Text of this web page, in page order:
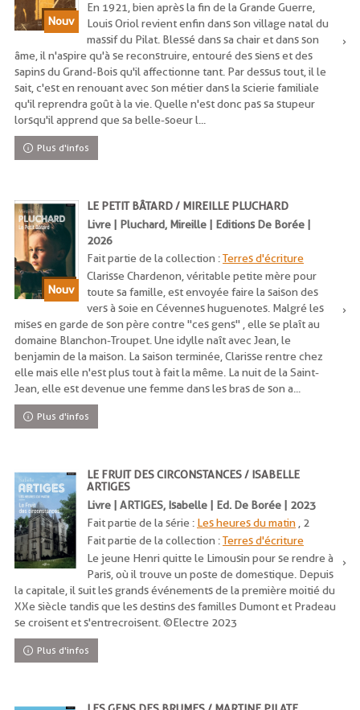
En 1921, bien après la fin de la Grande Guerre,
Louis Oriol revient enfin dans son village natal du
massif du Pilat. Blessé dans sa chair et dans son
âme, il n'aspire qu'à se reconstruire, entouré des siens et des
sapins du Grand-Bois qu'il affectionne tant. Par dessus tout, il le
sait, c'est en renouant avec son métier dans la scierie familiale
qu'il reprendra goût à la vie. Quelle n'est donc pas sa stupeur
lorsqu'il apprend que sa belle-soeur l...
Plus d'infos
LE PETIT BÂTARD / MIREILLE PLUCHARD
Livre | Pluchard, Mireille | Editions De Borée |
2026
Fait partie de la collection :Terres d'écriture
Clarisse Chardenon, véritable petite mère pour
toute sa famille, est envoyée faire la saison des
vers à soie en Cévennes huguenotes. Malgré les
mises en garde de son père contre "ces gens" , elle se plaît au
domaine Blanchon-Troupet. Une idylle naît avec Jean, le
benjamin de la maison. La saison terminée, Clarisse rentre chez
elle mais elle n'est plus tout à fait la même. La nuit de la Saint-
Jean, elle est devenue une femme dans les bras de son a...
Plus d'infos
LE FRUIT DES CIRCONSTANCES / ISABELLE
ARTIGES
Livre | ARTIGES, Isabelle | Ed. De Borée | 2023
Fait partie de la série : Les heures du matin , 2
Fait partie de la collection :Terres d'écriture
Le jeune Henri quitte le Limousin pour se rendre à
Paris, où il trouve un poste de domestique. Depuis
la capitale, il suit les grands événements de la première moitié du
XXe siècle tandis que les destins des familles Dumont et Pradeau
se croisent et s'entrecroisent. ©Electre 2023
Plus d'infos